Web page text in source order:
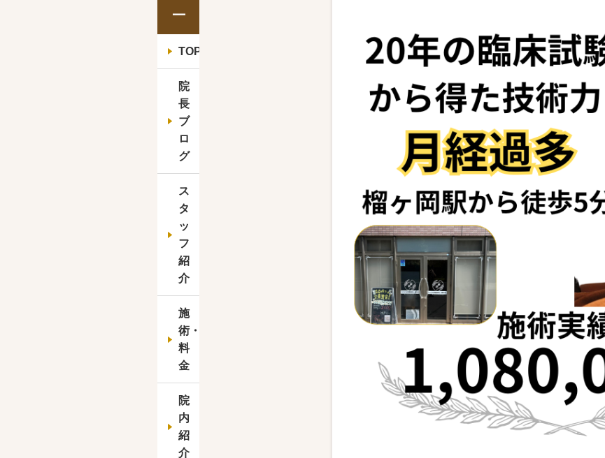
ー
TOP
院
長
ブ
ロ
グ
ス
タ
ッ
フ
紹
介
施
術・
料
金
院
内
紹
介